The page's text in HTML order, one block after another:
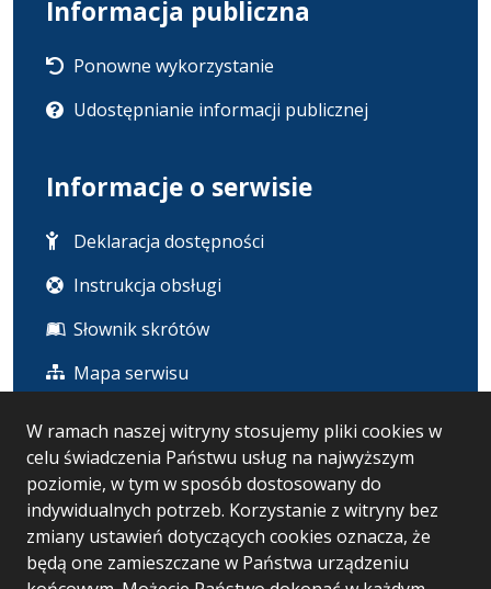
W ramach naszej witryny stosujemy pliki cookies w
celu świadczenia Państwu usług na najwyższym
poziomie, w tym w sposób dostosowany do
indywidualnych potrzeb. Korzystanie z witryny bez
zmiany ustawień dotyczących cookies oznacza, że
będą one zamieszczane w Państwa urządzeniu
Informacja publiczna
Ponowne wykorzystanie
Udostępnianie informacji publicznej
Informacje o serwisie
Deklaracja dostępności
Instrukcja obsługi
Słownik skrótów
Mapa serwisu
Statystyka i dane osobowe
Statystyki oglądalności
Ostatnio dodane